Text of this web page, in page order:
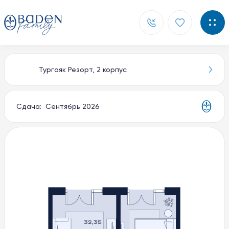
Главная
Документы
Тургояк Резорт, 2 корпус
Сдача: Сентябрь 2026